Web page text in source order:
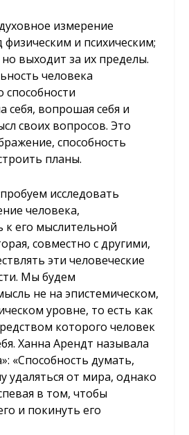
измерение
и психическим;
выходит за их пределы.
человека
способности
себя, вопрошая себя и
своих вопросов. Это
способность
планы.
исследовать
человека,
его мыслительной
совместно с другими,
эти человеческие
Мы будем
не на эпистемическом,
уровне, то есть как
которого человек
Ханна Арендт называла
«Способность думать,
удаляться от мира, однако
в том, чтобы
и покинуть его